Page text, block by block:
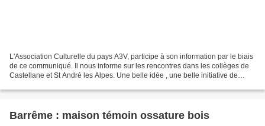
L'Association Culturelle du pays A3V, participe à son information par le biais
de ce communiqué. Il nous informe sur les rencontres dans les collèges de
Castellane et St André les Alpes. Une belle idée , une belle initiative de
Barrême : maison témoin ossature bois